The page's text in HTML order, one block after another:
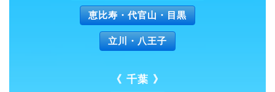
恵比寿・代官山・目黒
立川・八王子
《 千葉 》